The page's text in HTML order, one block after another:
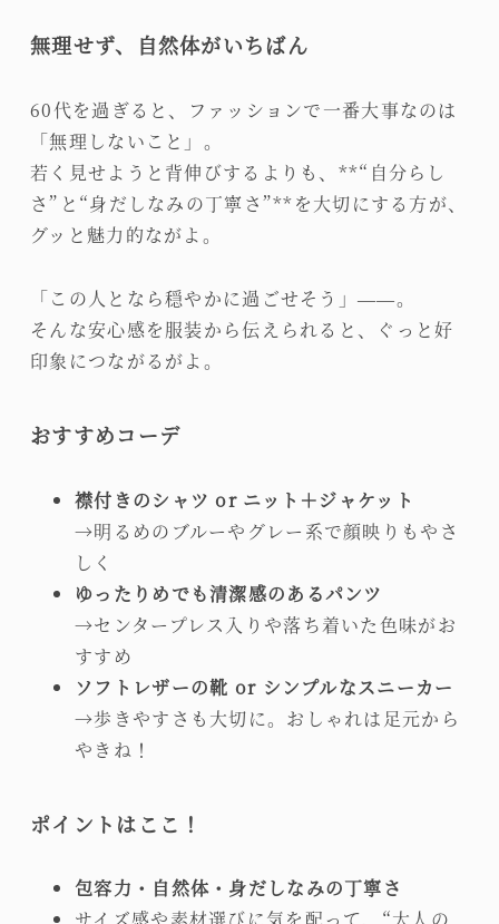
無理せず、自然体がいちばん
60代を過ぎると、ファッションで一番大事なのは
「無理しないこと」。
若く見せようと背伸びするよりも、**“自分らし
さ”と“身だしなみの丁寧さ”**を大切にする方が、
グッと魅力的ながよ。
「この人となら穏やかに過ごせそう」——。
そんな安心感を服装から伝えられると、ぐっと好
印象につながるがよ。
おすすめコーデ
襟付きのシャツ or ニット＋ジャケット
→明るめのブルーやグレー系で顔映りもやさ
しく
ゆったりめでも清潔感のあるパンツ
→センタープレス入りや落ち着いた色味がお
すすめ
ソフトレザーの靴 or シンプルなスニーカー
→歩きやすさも大切に。おしゃれは足元から
やきね！
ポイントはここ！
包容力・自然体・身だしなみの丁寧さ